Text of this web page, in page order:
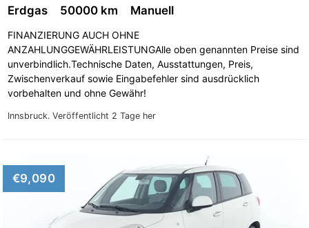
Fiat Sedici Fiat Stilo
Fiat Talento
Fiat Ulysse Fiat Uno
Innsbruck. Veröffentlicht 2 Tage her
Erdgas 50000 km Manuell
FINANZIERUNG AUCH OHNE
ANZAHLUNGGEWÄHRLEISTUNGAlle oben genannten Preise sind
unverbindlich.Technische Daten, Ausstattungen, Preis,
Zwischenverkauf sowie Eingabefehler sind ausdrücklich
vorbehalten und ohne Gewähr!
€9,090